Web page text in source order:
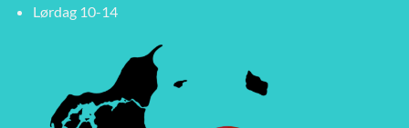
Lørdag 10-14